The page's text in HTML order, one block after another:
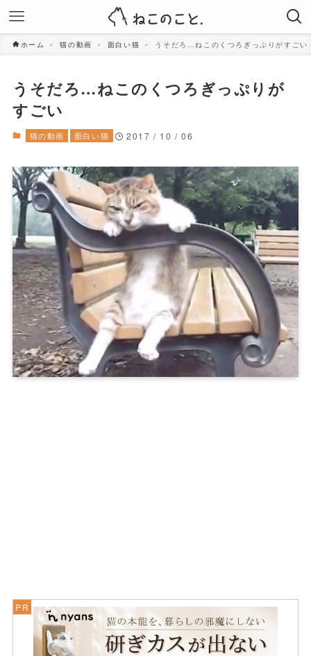
ホーム 猫の動画 面白い猫 うそだろ…ねこのくつろぎっぷりがすごい
うそだろ…ねこのくつろぎっぷりが
すごい
猫の動画 面白い猫 2017 / 10 / 06